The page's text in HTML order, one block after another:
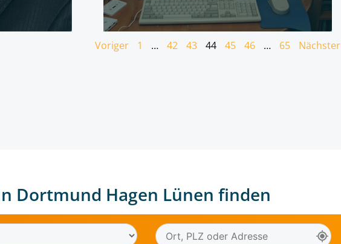
Voriger 1 … 42 43 44 45 46 … 65 Nächster
Dortmund Hagen Lünen finden